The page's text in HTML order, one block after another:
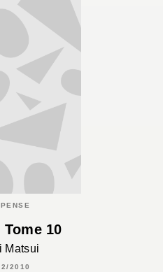
Tome 10
Matsui
2010